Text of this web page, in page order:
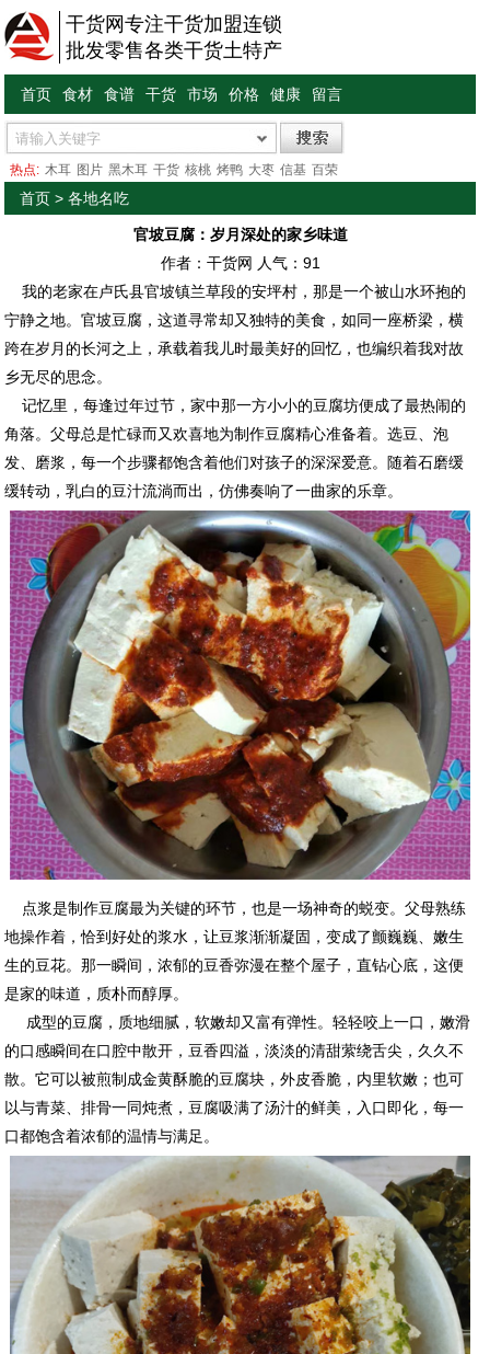
干货网专注干货加盟连锁
批发零售各类干货土特产
首页 食材 食谱 干货 市场 价格 健康 留言
热点: 木耳 图片 黑木耳 干货 核桃 烤鸭 大枣 信基 百荣
首页 >各地名吃
官坡豆腐：岁月深处的家乡味道
作者：干货网 人气： 91
我的老家在卢氏县官坡镇兰草段的安坪村，那是一个被山水环抱的
宁静之地。官坡豆腐，这道寻常却又独特的美食，如同一座桥梁，横
跨在岁月的长河之上，承载着我儿时最美好的回忆，也编织着我对故
乡无尽的思念。
记忆里，每逢过年过节，家中那一方小小的豆腐坊便成了最热闹的
角落。父母总是忙碌而又欢喜地为制作豆腐精心准备着。选豆、泡
发、磨浆，每一个步骤都饱含着他们对孩子的深深爱意。随着石磨缓
缓转动，乳白的豆汁流淌而出，仿佛奏响了一曲家的乐章。
点浆是制作豆腐最为关键的环节，也是一场神奇的蜕变。父母熟练
地操作着，恰到好处的浆水，让豆浆渐渐凝固，变成了颤巍巍、嫩生
生的豆花。那一瞬间，浓郁的豆香弥漫在整个屋子，直钻心底，这便
是家的味道，质朴而醇厚。
成型的豆腐，质地细腻，软嫩却又富有弹性。轻轻咬上一口，嫩滑
的口感瞬间在口腔中散开，豆香四溢，淡淡的清甜萦绕舌尖，久久不
散。它可以被煎制成金黄酥脆的豆腐块，外皮香脆，内里软嫩；也可
以与青菜、排骨一同炖煮，豆腐吸满了汤汁的鲜美，入口即化，每一
口都饱含着浓郁的温情与满足。